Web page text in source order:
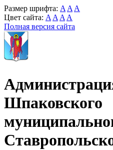
Размер шрифта: A A A
Цвет сайта: A A A A
Полная версия сайта
Шпаковского